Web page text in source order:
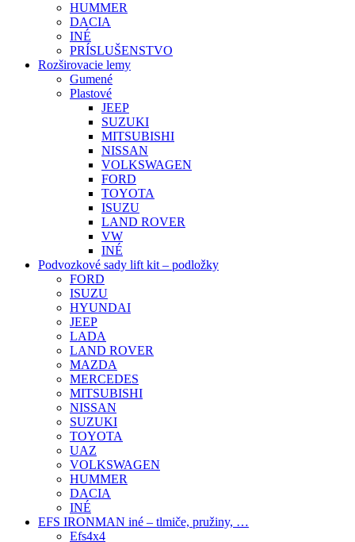
HUMMER
DACIA
INÉ
PRÍSLUŠENSTVO
Rozširovacie lemy
Gumené
Plastové
JEEP
SUZUKI
MITSUBISHI
NISSAN
VOLKSWAGEN
FORD
TOYOTA
ISUZU
LAND ROVER
VW
INÉ
Podvozkové sady lift kit – podložky
FORD
ISUZU
HYUNDAI
JEEP
LADA
LAND ROVER
MAZDA
MERCEDES
MITSUBISHI
NISSAN
SUZUKI
TOYOTA
UAZ
VOLKSWAGEN
HUMMER
DACIA
INÉ
EFS IRONMAN iné – tlmiče, pružiny, …
Efs4x4